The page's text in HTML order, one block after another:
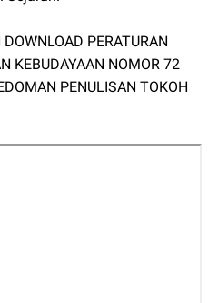
PERATURAN
KEBUDAYAAN NOMOR 72
PENULISAN TOKOH